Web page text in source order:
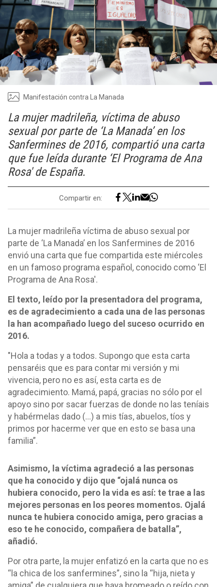
Manifestación contra La Manada
La mujer madrileña, víctima de abuso
sexual por parte de ‘La Manada’ en los
Sanfermines de 2016, compartió una carta
que fue leída durante ‘El Programa de Ana
Rosa' de España.
Compartir en:
La mujer madrileña víctima de abuso sexual por
parte de ‘La Manada’ en los Sanfermines de 2016
envió una carta que fue compartida este miércoles
en un famoso programa español, conocido como ‘El
Programa de Ana Rosa'.
El texto, leído por la presentadora del programa,
es de agradecimiento a cada una de las personas
la han acompañado luego del suceso ocurrido en
2016.
"Hola a todas y a todos. Supongo que esta carta
pensaréis que es para contar mi versión y mi
vivencia, pero no es así, esta carta es de
agradecimiento. Mamá, papá, gracias no sólo por el
apoyo sino por sacar fuerzas de donde no las teníais
y habérmelas dado (…) a mis tías, abuelos, tíos y
primos por hacerme ver que en esto se basa una
familia”.
Asimismo, la víctima agradeció a las personas
que ha conocido y dijo que “ojalá nunca os
hubiera conocido, pero la vida es así: te trae a las
mejores personas en los peores momentos. Ojalá
nunca te hubiera conocido amiga, pero gracias a
eso te he conocido, compañera de batalla”,
añadió.
Por otra parte, la mujer enfatizó en la carta que no es
“la chica de los sanfermines”, sino la “hija, nieta y